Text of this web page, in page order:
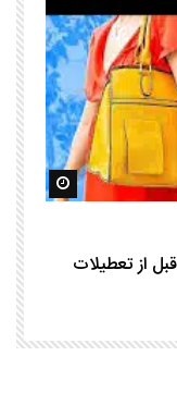
مشاهده
از تعطیلات